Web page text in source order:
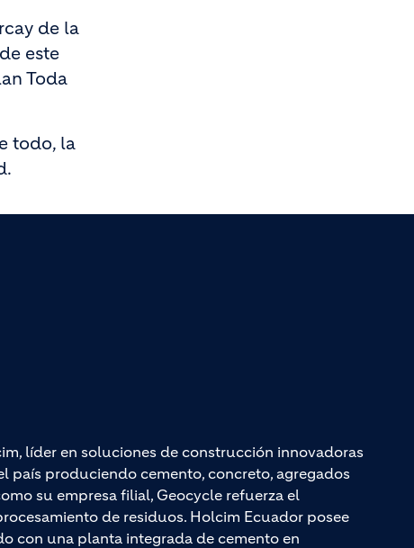
de la
este
Toda
todo, la
líder en soluciones de construcción innovadoras
país produciendo cemento, concreto, agregados
su empresa filial, Geocycle refuerza el
de residuos. Holcim Ecuador posee
con una planta integrada de cemento en